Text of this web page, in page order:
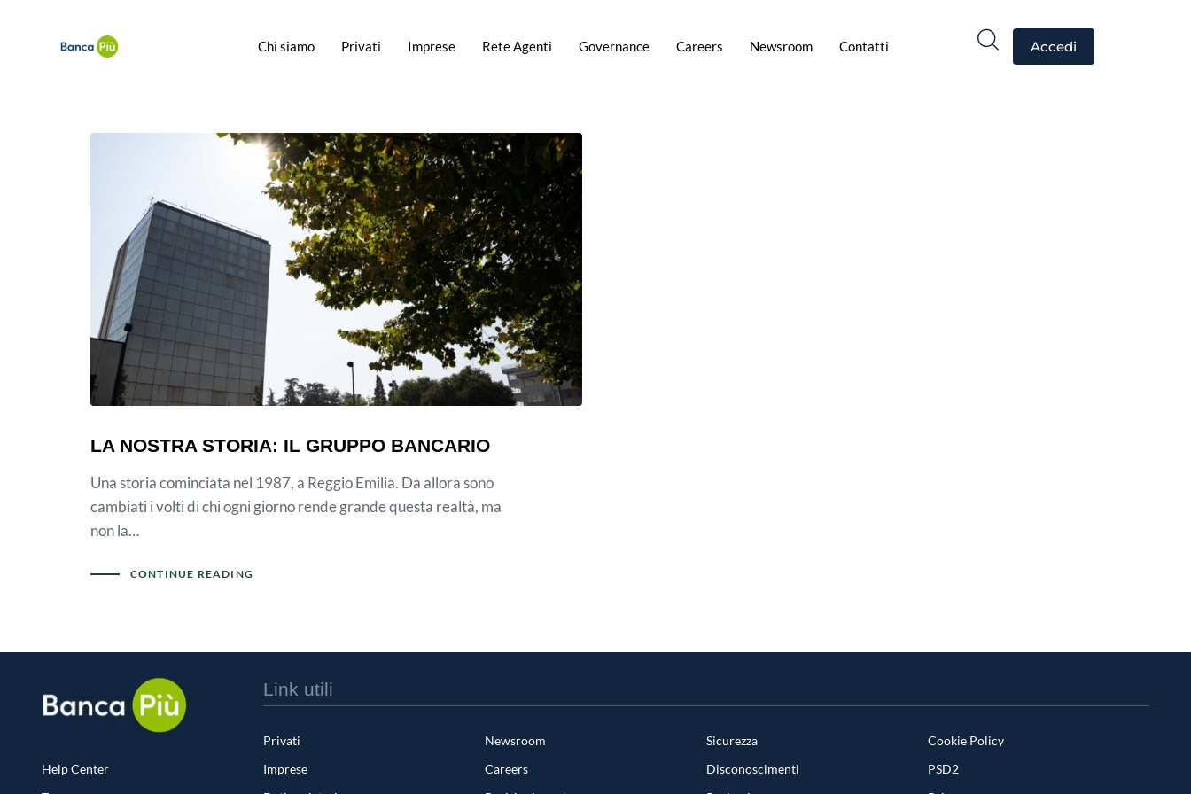
Chi siamo Privati Imprese Rete Agenti Governance Careers Newsroom Contatti Accedi
LA NOSTRA STORIA: IL GRUPPO BANCARIO
Una storia cominciata nel 1987, a Reggio Emilia. Da allora sono
cambiati i volti di chi ogni giorno rende grande questa realtà, ma
non la…
CONTINUE READING
Help Center
Link utili
Privati
Imprese
Newsroom
Careers
Sicurezza
Disconoscimenti
Cookie Policy
PSD2